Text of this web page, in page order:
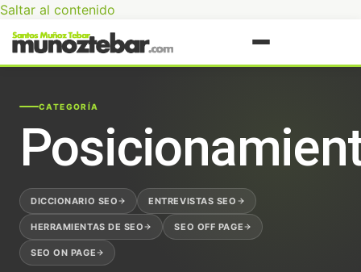
Saltar al contenido
CATEGORÍA
DICCIONARIO SEO ENTREVISTAS SEO
HERRAMIENTAS DE SEO SEO OFF PAGE
SEO ON PAGE